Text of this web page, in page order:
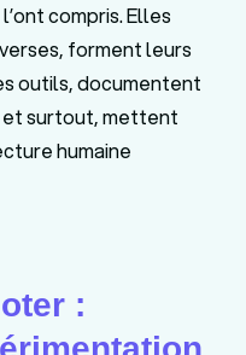
compris. Elles
forment leurs
outils, documentent
et surtout, mettent
humaine
: